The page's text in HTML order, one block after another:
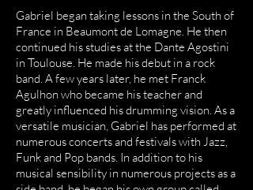
Gabriel began taking lessons in the South of
France in Beaumont de Lomagne. He then
continued his studies at the Dante Agostini
in Toulouse. He made his debut in a rock
band. A few years later, he met Franck
Agulhon who became his teacher and
greatly influenced his drumming vision. As a
versatile musician, Gabriel has performed at
numerous concerts and festivals with Jazz,
Funk and Pop bands. In addition to his
musical sensibility in numerous projects as a